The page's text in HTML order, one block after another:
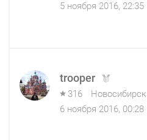
5 ноября 2016, 22:35
trooper
316
Новосибирск
6 ноября 2016, 00:28